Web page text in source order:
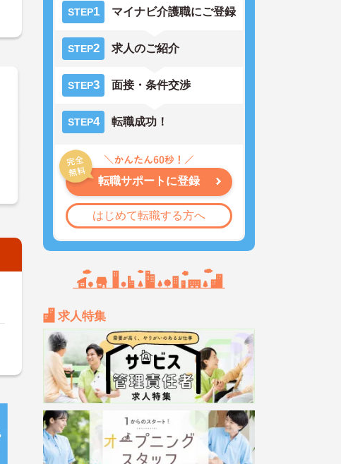
STEP1 マイナビ介護職にご登録
STEP2 求人のご紹介
STEP3 面接・条件交渉
STEP4 転職成功！
転職サポートに登録
はじめて転職する方へ
求人特集